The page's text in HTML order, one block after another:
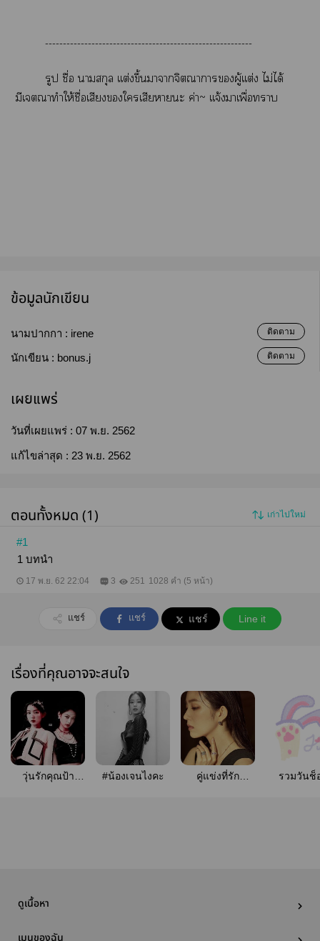
----------------------------------------------------------
รูป ชื่อ าสกุล เเต่งขึ้นาาจิตณาาผู้เเต่ง ไม่ได้
มีเณาทำให้ชื่อเสียงใเสียาะ ค่า~ เเจ้งาเพื่อา
ข้อมูลนักเขียน
นามปากกา : irene ติดตาม
นักเขียน : bonus.j ติดตาม
เผยแพร่
วันที่เผยแพร่ : 07 พ.ย. 2562
แก้ไขล่าสุด : 23 พ.ย. 2562
ตอนทั้งหมด (1) เก่าไปใหม่
#1
1 บทนำ
17 พ.ย. 62 22:04 3 251 1028 คำ (5 หน้า)
แชร์ แชร์ แชร์ Line it
เรื่องที่คุณอาจจะสนใจ
วุ่นรักคุณป้า
#น้องเจนไงคะ
คู่แข่งที่รัก
รวมวันช็
ดูเนื้อหา